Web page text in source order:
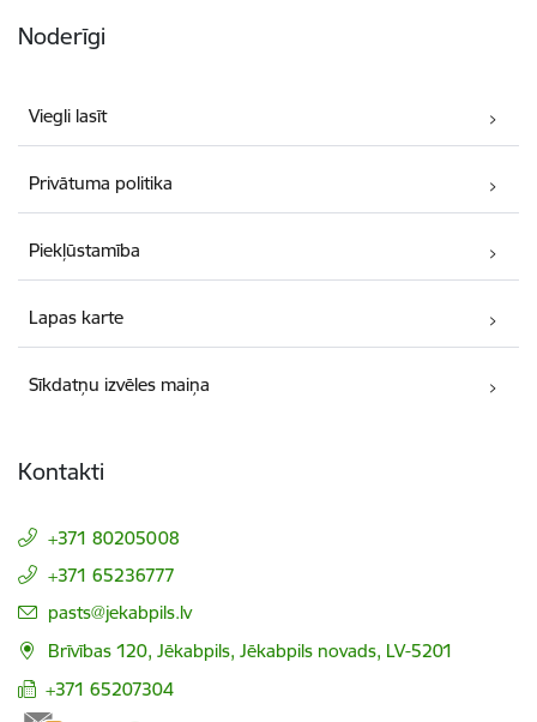
Noderīgi
Viegli lasīt
Privātuma politika
Piekļūstamība
Lapas karte
Sīkdatņu izvēles maiņa
Kontakti
+371 80205008
+371 65236777
E-pasts:
pasts@jekabpils.lv
Brīvības 120, Jēkabpils, Jēkabpils novads, LV-5201
+371 65207304